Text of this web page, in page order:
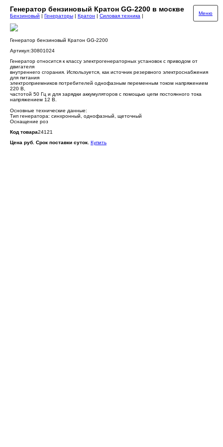
Генератор бензиновый Кратон GG-2200 в москве
Меню
Бензиновый | Генераторы | Кратон | Силовая техника |
Генератор бензиновый Кратон GG-2200
Артикул:30801024
Генератор относится к классу электрогенераторных установок с приводом от
двигателя
внутреннего сгорания. Используется, как источник резервного электроснабжения
для питания
электроприемников потребителей однофазным переменным током напряжением
220 В,
частотой 50 Гц и для зарядки аккумуляторов с помощью цепи постоянного тока
напряжением 12 В.
Основные технические данные:
Тип генератора: синхронный, однофазный, щеточный
Оснащение роз
Код товара24121
Цена руб. Срок поставки суток. Купить